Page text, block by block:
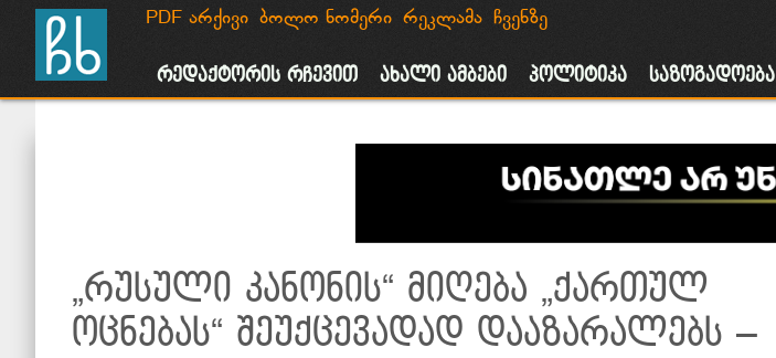
მთავარი
PDF არქივი ბოლო ნომერი რეკლამა ჩვენზე
რედაქტორის რჩევით ახალი ამბები პოლიტიკა საზოგადოება
„რუსული კანონის“ მიღება „ქართულ
ოცნებას“ შეუქცევადად დააზარალებს –